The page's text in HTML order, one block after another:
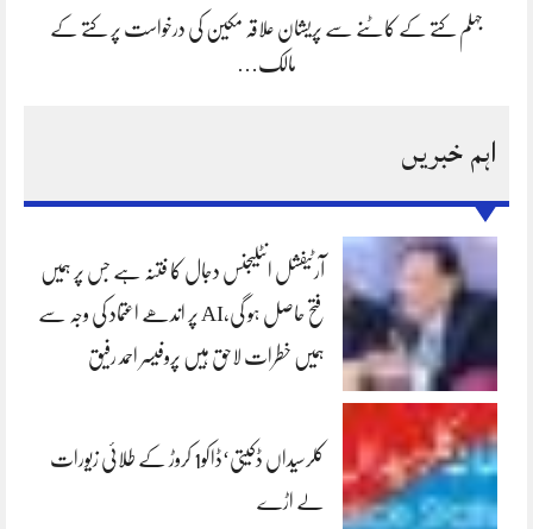
جہلم کتے کے کاٹنے سے پریشان علاقہ مکین کی درخواست پر کتے کے
مالک…
اہم خبریں
آرٹیفشل انٹلیجنس دجال کا فتنہ ہے جس پر ہمیں
فتح حاصل ہو گی،AI پر اندھے اعتماد کی وجہ سے
ہمیں خطرات لاحق ہیں پروفیسر احمد رفیق
کلرسیداں ڈکیتی‘ڈاکو1 کروڑ کے طلائی زیورات
لے اڑے